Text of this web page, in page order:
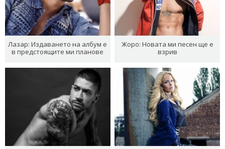
Лазар: Издаването на албум е
в предстоящите ми планове
Жоро: Новата ми песен ще е
взрив